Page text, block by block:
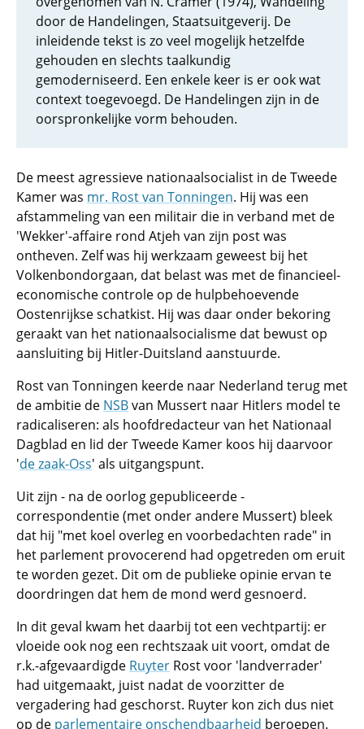
door de Handelingen, Staatsuitgeverij. De
inleidende tekst is zo veel mogelijk hetzelfde
gehouden en slechts taalkundig
gemoderniseerd. Een enkele keer is er ook wat
context toegevoegd. De Handelingen zijn in de
oorspronkelijke vorm behouden.
De meest agressieve nationaalsocialist in de Tweede
Kamer was mr. Rost van Tonningen. Hij was een
afstammeling van een militair die in verband met de
'Wekker'-affaire rond Atjeh van zijn post was
ontheven. Zelf was hij werkzaam geweest bij het
Volkenbondorgaan, dat belast was met de financieel-
economische controle op de hulpbehoevende
Oostenrijkse schatkist. Hij was daar onder bekoring
geraakt van het nationaalsocialisme dat bewust op
aansluiting bij Hitler-Duitsland aanstuurde.
Rost van Tonningen keerde naar Nederland terug met
de ambitie de NSBvan Mussert naar Hitlers model te
radicaliseren: als hoofdredacteur van het Nationaal
Dagblad en lid der Tweede Kamer koos hij daarvoor
'de zaak-Oss' als uitgangspunt.
Uit zijn - na de oorlog gepubliceerde -
correspondentie (met onder andere Mussert) bleek
dat hij "met koel overleg en voorbedachten rade" in
het parlement provocerend had opgetreden om eruit
te worden gezet. Dit om de publieke opinie ervan te
doordringen dat hem de mond werd gesnoerd.
In dit geval kwam het daarbij tot een vechtpartij: er
vloeide ook nog een rechtszaak uit voort, omdat de
r.k.-afgevaardigde Ruyter Rost voor 'landverrader'
had uitgemaakt, juist nadat de voorzitter de
vergadering had geschorst. Ruyter kon zich dus niet
op de parlementaire onschendbaarheid beroepen.